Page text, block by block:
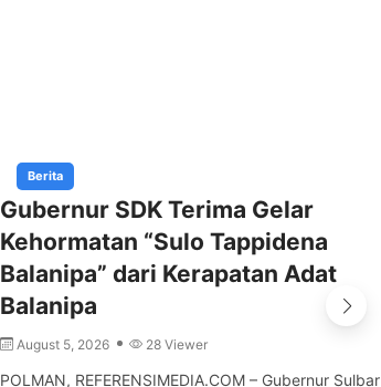
Berita
Gubernur SDK Terima Gelar
Kehormatan “Sulo Tappidena
Balanipa” dari Kerapatan Adat
Balanipa
August 5, 2026 28 Viewer
POLMAN, REFERENSIMEDIA.COM – Gubernur Sulbar